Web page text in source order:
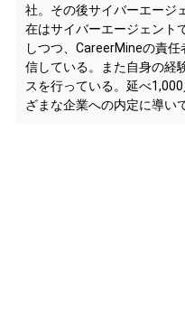
社。その後サイバーエージ
在はサイバーエージェント
しつつ、CareerMineの責
信している。また自身の経
スを行っている。延べ
ざまな企業への内定に導い